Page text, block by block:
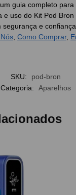
guia completo para
e uso do Kit Pod
segurança e
Como Comprar,
SKU:
pod-bron
Categoria:
Aparelhos